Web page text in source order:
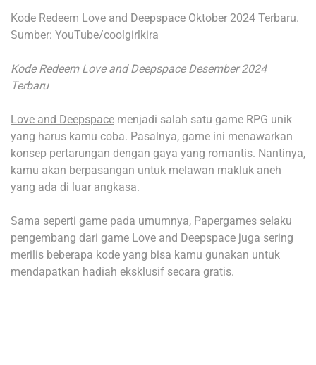
Kode Redeem Love and Deepspace Oktober 2024 Terbaru.
Sumber: YouTube/coolgirlkira
Kode Redeem Love and Deepspace Desember 2024
Terbaru
Love and Deepspace menjadi salah satu game RPG unik
yang harus kamu coba. Pasalnya, game ini menawarkan
konsep pertarungan dengan gaya yang romantis. Nantinya,
kamu akan berpasangan untuk melawan makluk aneh
yang ada di luar angkasa.
Sama seperti game pada umumnya, Papergames selaku
pengembang dari game Love and Deepspace juga sering
merilis beberapa kode yang bisa kamu gunakan untuk
mendapatkan hadiah eksklusif secara gratis.